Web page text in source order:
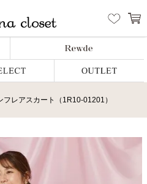
フレアスカート（1R10-01201）